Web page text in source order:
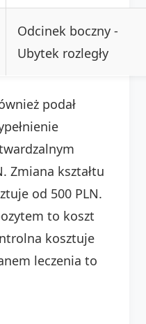
Odcinek boczny -
Ubytek rozległy
podał
Zmiana kształtu
od 500 PLN.
to koszt
kosztuje
leczenia to